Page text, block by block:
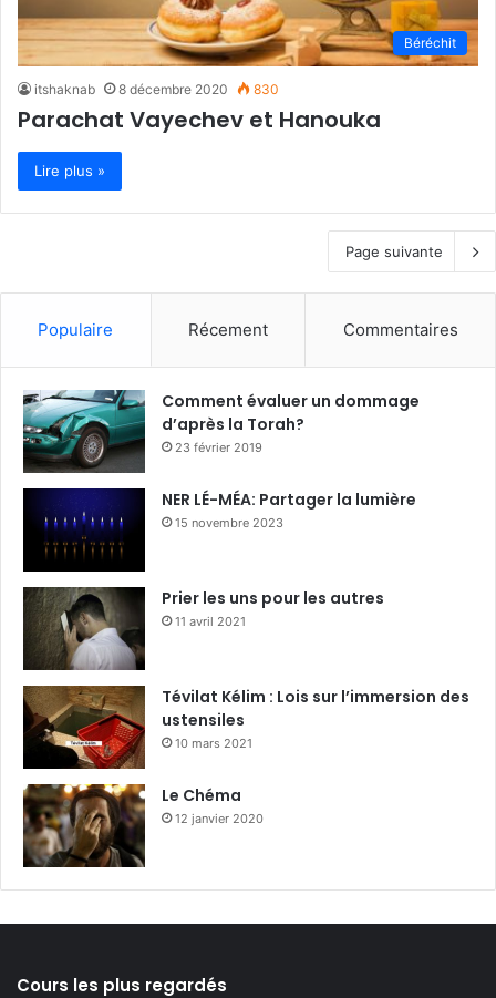
Béréchit
itshaknab 8 décembre 2020 830
Parachat Vayechev et Hanouka
Lire plus »
Page suivante
Populaire Récement Commentaires
Comment évaluer un dommage
d’après la Torah?
23 février 2019
NER LÉ-MÉA: Partager la lumière
15 novembre 2023
Prier les uns pour les autres
11 avril 2021
Tévilat Kélim : Lois sur l’immersion des
ustensiles
10 mars 2021
Le Chéma
12 janvier 2020
Cours les plus regardés